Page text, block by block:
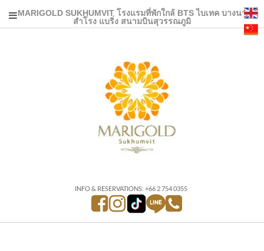
MARIGOLD SUKHUMVIT โรงแรมที่พักใกล้ BTS ไบเทค บางนา
สำโรง แบริ่ง สนามบินสุวรรณภูมิ
INFO & RESERVATIONS: +66 2 754 0355